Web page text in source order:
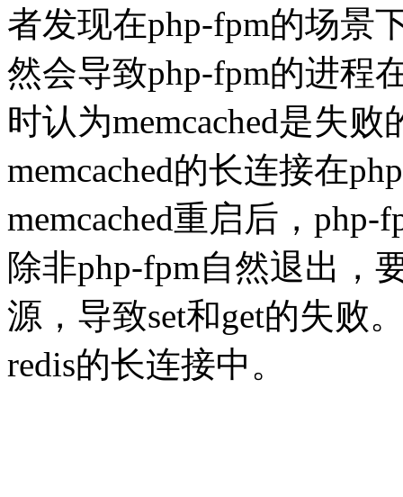
者发现在php-fpm的场景
然会导致php-fpm的进程
时认为memcached是失
memcached的长连接在
memcached重启后，
除非php-fpm自然退出，
源，导致set和get的失败
redis的长连接中。